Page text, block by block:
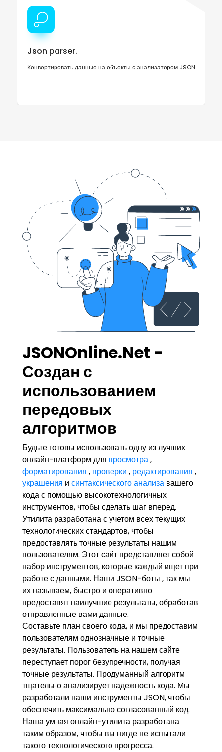
Json parser.
Конвертировать данные на объекты с анализатором JSON
JSONOnline.Net -
Создан с
использованием
передовых
алгоритмов
Будьте готовы использовать одну из лучших
онлайн-платформ для просмотра,
форматирования , проверки , редактирования ,
украшения и синтаксического анализа вашего
кода с помощью высокотехнологичных
инструментов, чтобы сделать шаг вперед.
Утилита разработана с учетом всех текущих
технологических стандартов, чтобы
предоставлять точные результаты нашим
пользователям. Этот сайт представляет собой
набор инструментов, которые каждый ищет при
работе с данными. Наши JSON-боты , так мы
их называем, быстро и оперативно
предоставят наилучшие результаты, обработав
отправленные вами данные.
Составьте план своего кода, и мы предоставим
пользователям однозначные и точные
результаты. Пользователь на нашем сайте
переступает порог безупречности, получая
точные результаты. Продуманный алгоритм
тщательно анализирует надежность кода. Мы
разработали наши инструменты JSON, чтобы
обеспечить максимально согласованный код.
Наша умная онлайн-утилита разработана
таким образом, чтобы вы нигде не испытали
такого технологического прогресса.